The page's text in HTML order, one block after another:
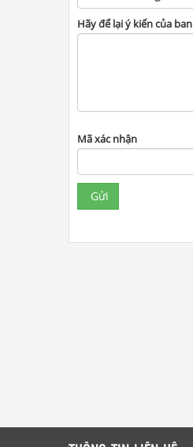
Hãy để lại ý kiến của ban
Mã xác nhận
Gửi